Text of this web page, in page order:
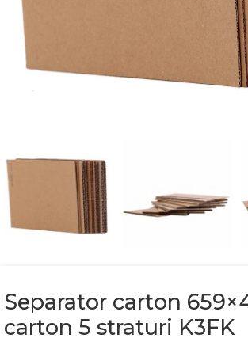
Separator carton
carton 5 straturi K3FK